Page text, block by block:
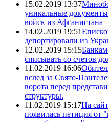
15.02.2019 13:37
уникальные
войск из Афганистана
14.02.2019 19:51
депортировали из
12.02.2019 15:15
списывать со счетов
11.02.2019 16:06
вслед за Свято-
ворота перед
структуры.
11.02.2019 15:17На
появилась петиция